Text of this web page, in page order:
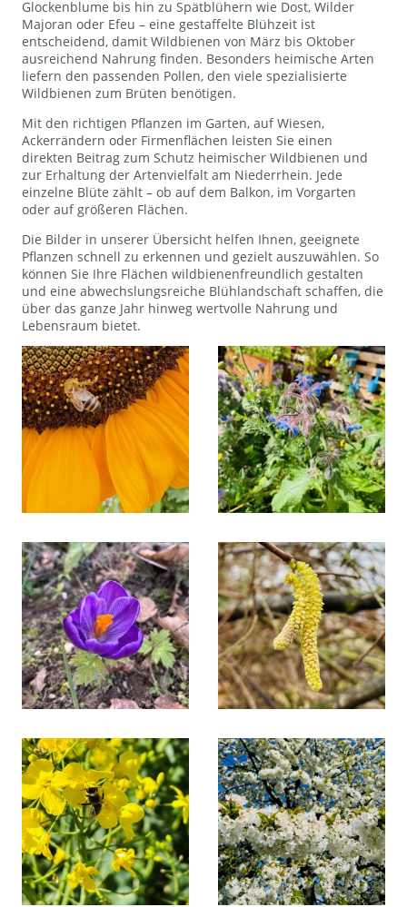
Glockenblume bis hin zu Spätblühern wie Dost, Wilder
Majoran oder Efeu – eine gestaffelte Blühzeit ist
entscheidend, damit Wildbienen von März bis Oktober
ausreichend Nahrung finden. Besonders heimische Arten
liefern den passenden Pollen, den viele spezialisierte
Wildbienen zum Brüten benötigen.
Mit den richtigen Pflanzen im Garten, auf Wiesen,
Ackerrändern oder Firmenflächen leisten Sie einen
direkten Beitrag zum Schutz heimischer Wildbienen und
zur Erhaltung der Artenvielfalt am Niederrhein. Jede
einzelne Blüte zählt – ob auf dem Balkon, im Vorgarten
oder auf größeren Flächen.
Die Bilder in unserer Übersicht helfen Ihnen, geeignete
Pflanzen schnell zu erkennen und gezielt auszuwählen. So
können Sie Ihre Flächen wildbienenfreundlich gestalten
und eine abwechslungsreiche Blühlandschaft schaffen, die
über das ganze Jahr hinweg wertvolle Nahrung und
Lebensraum bietet.